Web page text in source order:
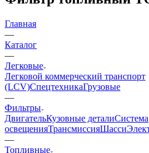
Главная
—
Каталог
—
Легковые
Легковой коммерческий транспорт
(LCV)СпецтехникаГрузовые
—
Фильтры
ДвигательКузовные деталиСистема
освещенияТрансмиссияШасси
—
Топливные